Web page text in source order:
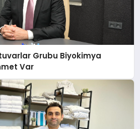
Grubu Biyokimya
Var